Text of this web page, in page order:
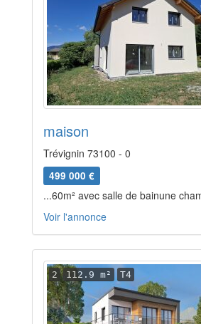
maison
Trévignin 73100 - 0
499 000 €
...60m² avec salle de bainune
Voir l'annonce
2 112.9 m² T4